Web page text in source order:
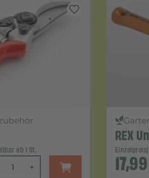
ab 1 St.
+
REX
17,99